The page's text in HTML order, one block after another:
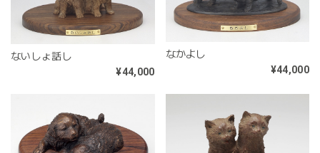
ないしょ話し
¥44,000
なかよし
¥44,000